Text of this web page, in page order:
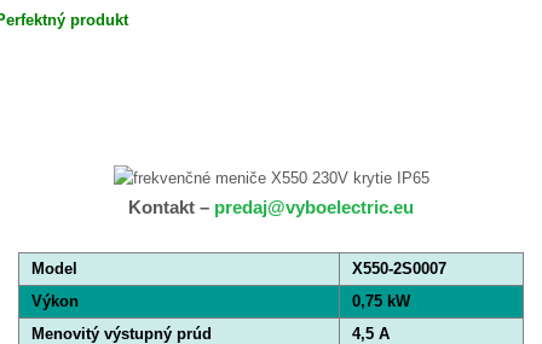
produkt
Kontakt – predaj@vyboelectric.eu
Model
X550-2S0007
Výkon
0,75 kW
Menovitý výstupný prúd
4,5 A